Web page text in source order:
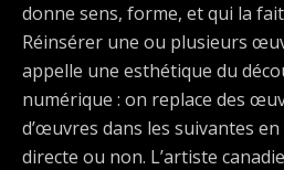
donne sens, forme, et qui la
Réinsérer une ou plusieurs
appelle une esthétique du
numérique : on replace des
d’œuvres dans les suivantes
directe ou non. L’artiste